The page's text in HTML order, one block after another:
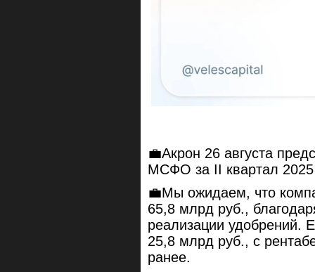
💼Акрон 26 августа
МСФО за II квартал 2025
💼Мы ожидаем, что
65,8 млрд руб.,
реализации удобрений.
25,8 млрд руб., с
ранее.